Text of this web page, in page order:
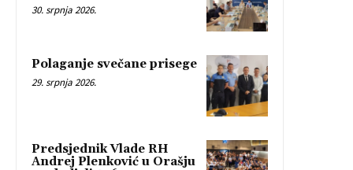
30. srpnja 2026.
Polaganje svečane prisege
29. srpnja 2026.
Predsjednik Vlade RH
Andrej Plenković u Orašju